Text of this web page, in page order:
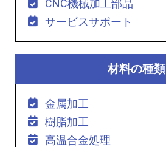
CNC機械加工部品
サービスサポート
材料の種類
金属加工
樹脂加工
高温合金処理